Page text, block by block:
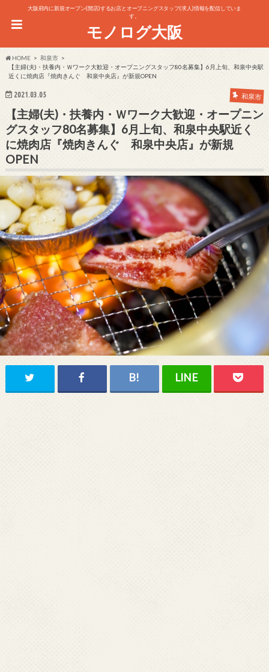
大阪府内に新規オープン(開店)するお店とオープニングスタッフ(求人)情報を配信していま
す。
モノログ大阪
HOME
和泉市
【主婦(夫)・扶養内・Ｗワーク大歓迎・オープニングスタッフ80名募集】6月上旬、和泉中央駅
近くに焼肉店『焼肉きんぐ 和泉中央店』が新規OPEN
2021.03.05 和泉市
【主婦(夫)・扶養内・Ｗワーク大歓迎・オープニン
グスタッフ80名募集】6月上旬、和泉中央駅近く
に焼肉店『焼肉きんぐ 和泉中央店』が新規
OPEN